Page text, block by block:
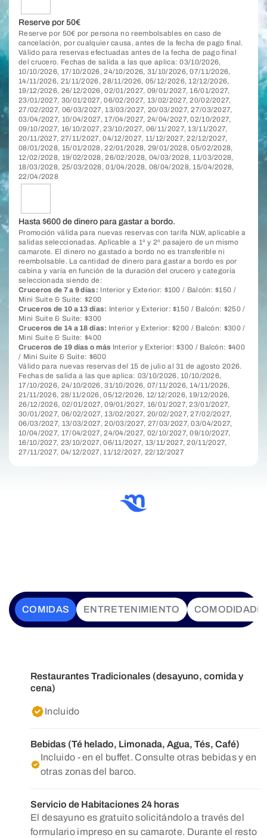
Reserve por 50€
Reserve por 50€ por persona no reembolsables en caso de
cancelación, por cualquier causa, antes de la fecha de pago final.
Válido para reservas efectuadas antes de la fecha de pago final
del crucero. Fechas de salida a las que aplica: 03/10/2026,
10/10/2026, 17/10/2026, 24/10/2026, 31/10/2026, 07/11/2026,
14/11/2026, 21/11/2026, 28/11/2026, 05/12/2026, 12/12/2026,
19/12/2026, 26/12/2026, 02/01/2027, 09/01/2027, 16/01/2027,
23/01/2027, 30/01/2027, 06/02/2027, 13/02/2027, 20/02/2027,
27/02/2027, 06/03/2027, 13/03/2027, 20/03/2027, 27/03/2027,
03/04/2027, 10/04/2027, 17/04/2027, 24/04/2027, 02/10/2027,
09/10/2027, 16/10/2027, 23/10/2027, 06/11/2027, 13/11/2027,
20/11/2027, 27/11/2027, 04/12/2027, 11/12/2027, 22/12/2027,
08/01/2028, 15/01/2028, 22/01/2028, 29/01/2028, 05/02/2028,
12/02/2028, 19/02/2028, 26/02/2028, 04/03/2028, 11/03/2028,
18/03/2028, 25/03/2028, 01/04/2028, 08/04/2028, 15/04/2028,
22/04/2028
Hasta $600 de dinero para gastar a bordo.
Promoción válida para nuevas reservas con tarifa NLW, aplicable a
salidas seleccionadas. Aplicable a 1º y 2º pasajero de un mismo
camarote. El dinero no gastado a bordo no es transferible ni
reembolsable. La cantidad de dinero para gastar a bordo es por
cabina y varía en función de la duración del crucero y categoría
seleccionada siendo de:
Cruceros de 7 a 9 días: Interior y Exterior: $100 / Balcón: $150 /
Mini Suite & Suite: $200
Cruceros de 10 a 13 días: Interior y Exterior: $150 / Balcón: $250 /
Mini Suite & Suite: $300
Cruceros de 14 a 18 días: Interior y Exterior: $200 / Balcón: $300 /
Mini Suite & Suite: $400
Cruceros de 19 días o más Interior y Exterior: $300 / Balcón: $400
/ Mini Suite & Suite: $600
Válido para nuevas reservas del 15 de julio al 31 de agosto 2026.
Fechas de salida a las que aplica: 03/10/2026, 10/10/2026,
17/10/2026, 24/10/2026, 31/10/2026, 07/11/2026, 14/11/2026,
21/11/2026, 28/11/2026, 05/12/2026, 12/12/2026, 19/12/2026,
26/12/2026, 02/01/2027, 09/01/2027, 16/01/2027, 23/01/2027,
30/01/2027, 06/02/2027, 13/02/2027, 20/02/2027, 27/02/2027,
06/03/2027, 13/03/2027, 20/03/2027, 27/03/2027, 03/04/2027,
10/04/2027, 17/04/2027, 24/04/2027, 02/10/2027, 09/10/2027,
16/10/2027, 23/10/2027, 06/11/2027, 13/11/2027, 20/11/2027,
27/11/2027, 04/12/2027, 11/12/2027, 22/12/2027
COMIDAS ENTRETENIMIENTO
Restaurantes Tradicionales (desayuno, comida y
cena)
Incluido
Bebidas (Té helado, Limonada, Agua, Tés, Café)
Incluido - en el buffet. Consulte otras bebidas y en
otras zonas del barco.
Servicio de Habitaciones 24 horas
El desayuno es gratuito solicitándolo a través del
formulario impreso en su camarote. Durante el resto